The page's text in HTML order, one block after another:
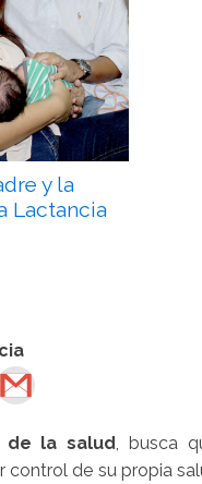
y la
Lactancia
de la salud, busca
control de su propia